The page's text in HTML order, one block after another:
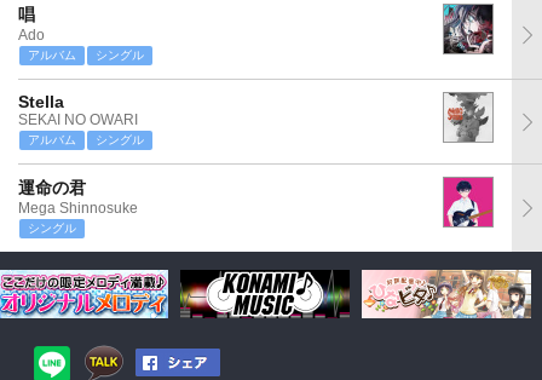
唱
Ado
アルバム シングル
Stella
SEKAI NO OWARI
アルバム シングル
運命の君
Mega Shinnosuke
シングル